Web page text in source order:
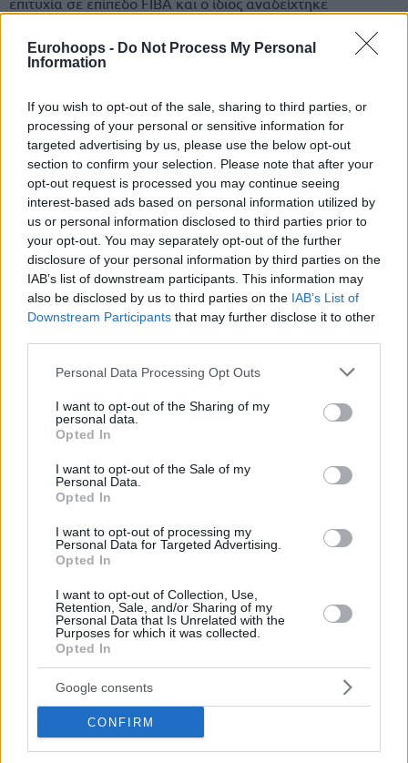
Eurohoops - Do Not Process My Personal
Information
If you wish to opt-out of the sale, sharing to third parties, or
processing of your personal or sensitive information for
targeted advertising by us, please use the below opt-out
section to confirm your selection. Please note that after your
opt-out request is processed you may continue seeing
interest-based ads based on personal information utilized by
us or personal information disclosed to third parties prior to
your opt-out. You may separately opt-out of the further
disclosure of your personal information by third parties on the
IAB’s list of downstream participants. This information may
also be disclosed by us to third parties on the IAB’s List of
Downstream Participants that may further disclose it to other
Please note that this website/app uses one or more Google
not limited to your visit or usage behaviour. You may click to
grant or deny consent to Google and its third-party tags to
use your data for below specified purposes in below Google
consent section.
Personal Data Processing Opt Outs
I want to opt-out of the Sharing of my
personal data.
Opted In
I want to opt-out of the Sale of my
Personal Data.
Opted In
I want to opt-out of processing my
Personal Data for Targeted Advertising.
Opted In
I want to opt-out of Collection, Use,
Retention, Sale, and/or Sharing of my
Personal Data that Is Unrelated with the
Purposes for which it was collected.
Opted In
Google consents
CONFIRM
χώρας, βρισκόταν χαμηλά στα rankings και είχε 24 χρόνια
να πανηγυρίσει ένα μετάλλιο.
Δείτε στο βίντεο τη στιγμή …
🥲📷 Ergin Ataman could not hold back his tears
before his speech in front of the Turkish people
upon the arrival of the team in Türkiye
#Eurobasket